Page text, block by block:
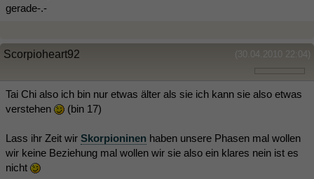
gerade-.-
(30.04.2010 22:04)
Scorpioheart92
Tai Chi also ich bin nur etwas älter als sie ich kann sie also etwas
verstehen
(bin 17)
Lass ihr Zeit wir Skorpioninen haben unsere Phasen mal wollen
wir keine Beziehung mal wollen wir sie also ein klares nein ist es
nicht